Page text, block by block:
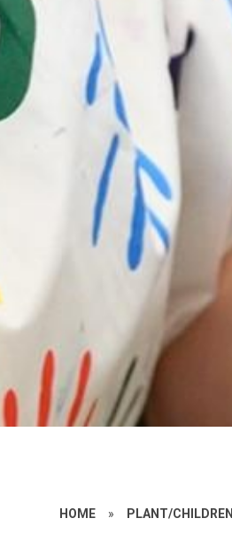
HOME » PLANT/CHILDREN